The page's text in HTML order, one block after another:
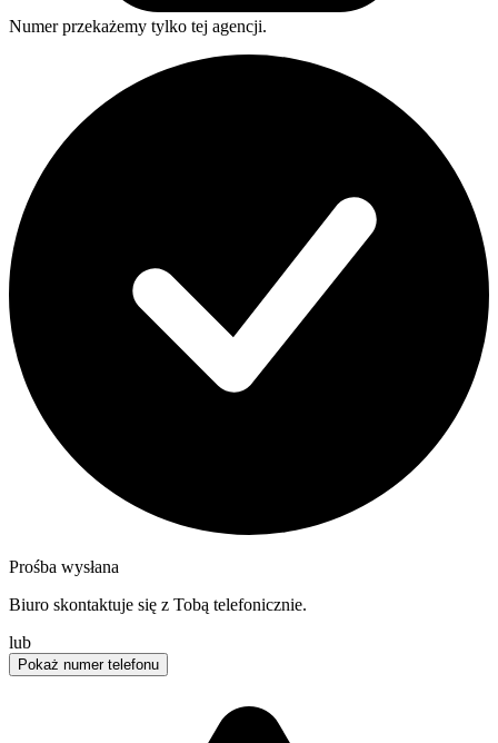
Numer przekażemy tylko tej agencji.
Prośba wysłana
Biuro skontaktuje się z Tobą telefonicznie.
lub
Pokaż numer telefonu